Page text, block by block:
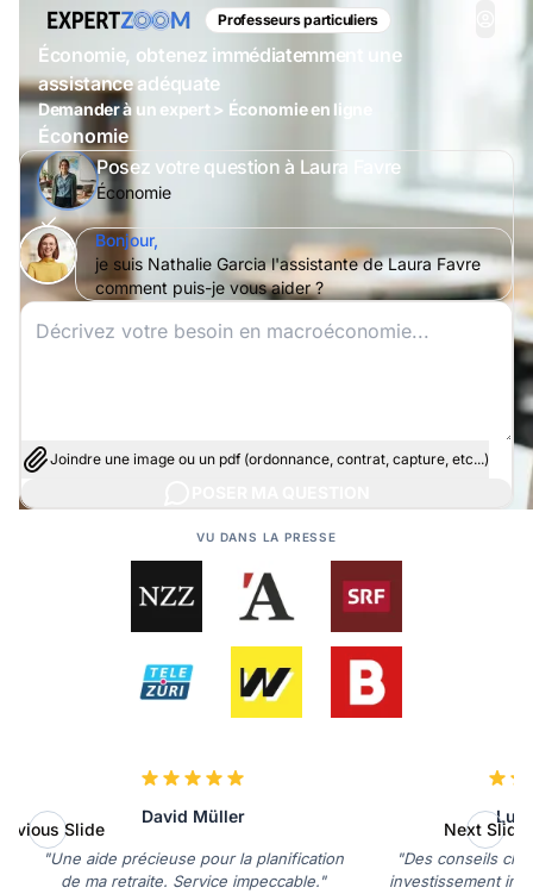
Professeurs particuliers
Économie, obtenez immédiatemment une
assistance adéquate
Demander à un expert > Économie en ligne
Économie
Posez votre question à Laura Favre
Économie
Bonjour,
je suis Nathalie Garcia l'assistante de Laura Favre
comment puis-je vous aider ?
Joindre une image ou un pdf (ordonnance, contrat, capture, etc...)
VU DANS LA PRESSE
David Müller
"Une aide précieuse pour la planification
de ma retraite. Service impeccable."
"Des conseils
investissement
Slide Next Slide